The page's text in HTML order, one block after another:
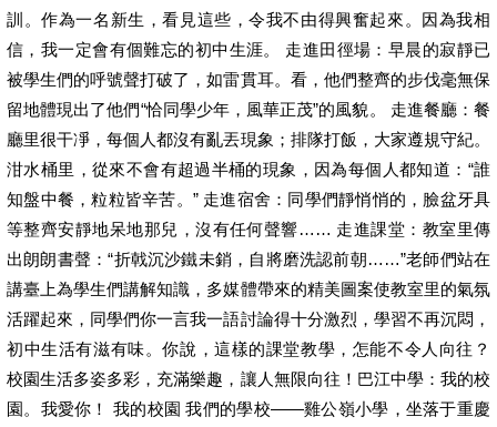
訓。作為一名新生，看見這些，令我不由得興奮起來。因為我相
信，我一定會有個難忘的初中生涯。 走進田徑場：早晨的寂靜已
被學生們的呼號聲打破了，如雷貫耳。看，他們整齊的步伐毫無保
留地體現出了他們“恰同學少年，風華正茂”的風貌。 走進餐廳：餐
廳里很干凈，每個人都沒有亂丟現象；排隊打飯，大家遵規守紀。
泔水桶里，從來不會有超過半桶的現象，因為每個人都知道：“誰
知盤中餐，粒粒皆辛苦。” 走進宿舍：同學們靜悄悄的，臉盆牙具
等整齊安靜地呆地那兒，沒有任何聲響…… 走進課堂：教室里傳
出朗朗書聲：“折戟沉沙鐵未銷，自將磨洗認前朝……”老師們站在
講臺上為學生們講解知識，多媒體帶來的精美圖案使教室里的氣氛
活躍起來，同學們你一言我一語討論得十分激烈，學習不再沉悶，
初中生活有滋有味。你說，這樣的課堂教學，怎能不令人向往？
校園生活多姿多彩，充滿樂趣，讓人無限向往！巴江中學：我的校
園。我愛你！ 我的校園 我們的學校——雞公嶺小學，坐落于重慶